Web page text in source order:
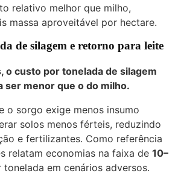
relativo melhor que milho,
massa aproveitável por hectare.
de silagem e retorno para leite
o custo por tonelada de silagem
ser menor que o do milho.
o sorgo exige menos insumo
solos menos férteis, reduzindo
e fertilizantes. Como referência
relatam economias na faixa de 10–
tonelada em cenários adversos.